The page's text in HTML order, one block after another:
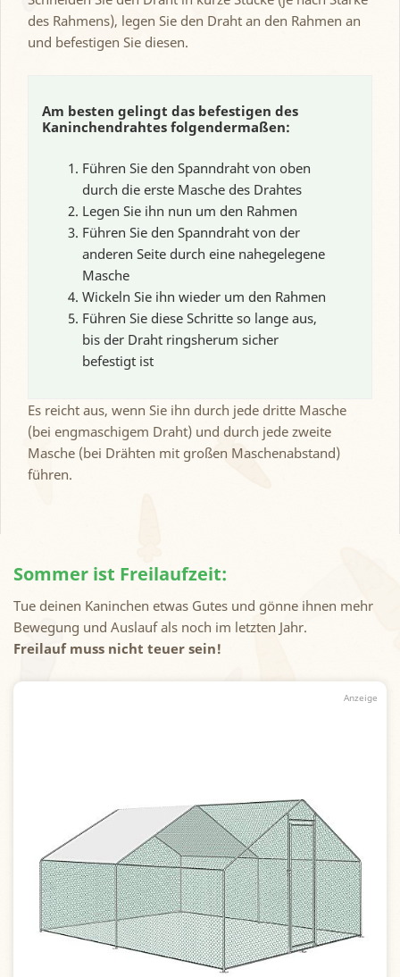
des Rahmens), legen Sie den Draht an den Rahmen an
und befestigen Sie diesen.
Am besten gelingt das befestigen des
Kaninchendrahtes folgendermaßen:
Führen Sie den Spanndraht von oben
durch die erste Masche des Drahtes
Legen Sie ihn nun um den Rahmen
Führen Sie den Spanndraht von der
anderen Seite durch eine nahegelegene
Masche
Wickeln Sie ihn wieder um den Rahmen
Führen Sie diese Schritte so lange aus,
bis der Draht ringsherum sicher
befestigt ist
Es reicht aus, wenn Sie ihn durch jede dritte Masche
(bei engmaschigem Draht) und durch jede zweite
Masche (bei Drähten mit großen Maschenabstand)
führen.
Sommer ist Freilaufzeit:
Tue deinen Kaninchen etwas Gutes und gönne ihnen mehr
Bewegung und Auslauf als noch im letzten Jahr.
Freilauf muss nicht teuer sein!